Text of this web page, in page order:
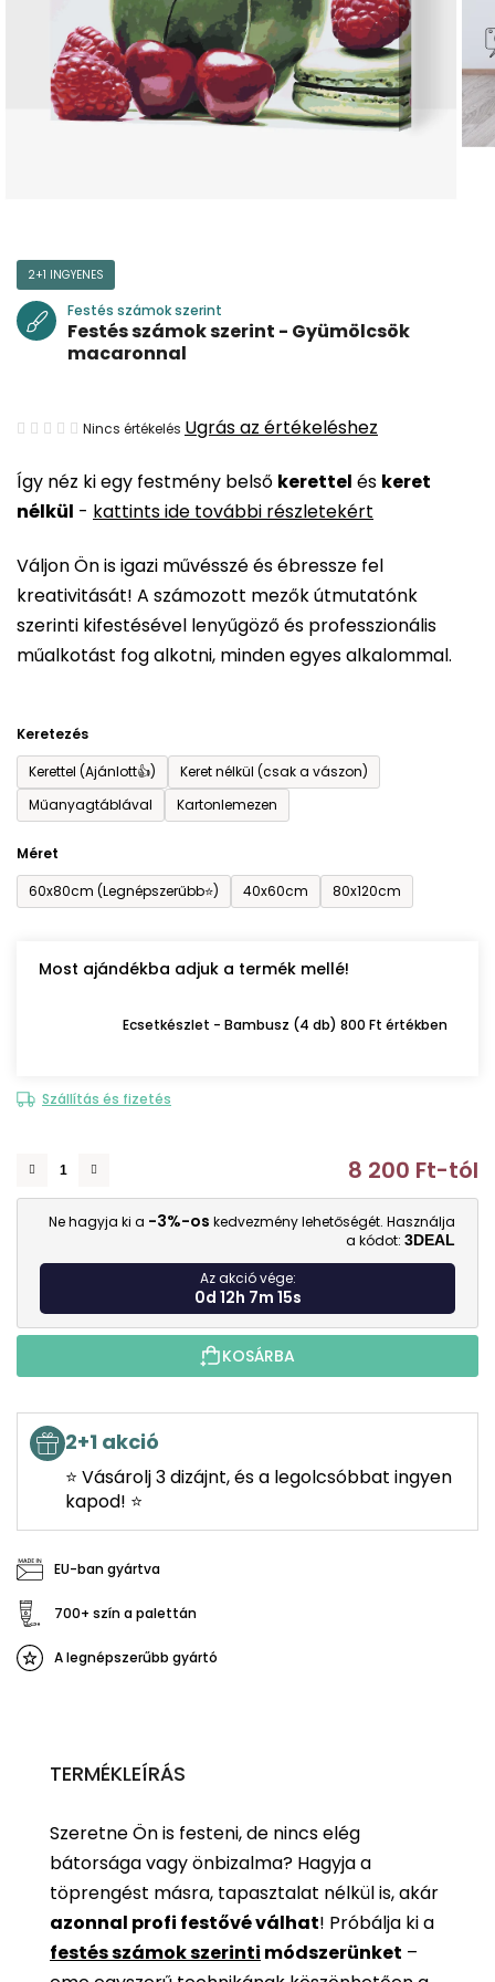
Így néz ki egy festmény belső kerettel és keret
nélkül - kattints ide további részletekért
Váljon Ön is igazi művésszé és ébressze fel
kreativitását! A számozott mezők útmutatónk
szerinti kifestésével lenyűgöző és professzionális
műalkotást fog alkotni, minden egyes alkalommal.
Keretezés
Kerettel (Ajánlott👍)
Keret nélkül (csak a vászon)
Műanyagtáblával
Kartonlemezen
Méret
60x80cm (Legnépszerűbb⭐)
40x60cm 80x120cm
Most ajándékba adjuk a termék mellé!
Ecsetkészlet - Bambusz (4 db) 800 Ft értékben
Szállítás és fizetés
8 200 Ft-tól
Ne hagyja ki a -3%-os kedvezmény lehetőségét. Használja
a kódot: 3DEAL
Az akció vége:
0d 12h 7m 14s
KOSÁRBA
2+1 akció
⭐ Vásárolj 3 dizájnt, és a legolcsóbbat ingyen
kapod! ⭐
EU-ban gyártva
700+ szín a palettán
A legnépszerűbb gyártó
2+1 INGYENES
Festés számok szerint
Festés számok szerint - Gyümölcsök
macaronnal
A
átlagos
értékelése
ből
0,0
csillag.
Nincs értékelés Ugrás az értékeléshez
TERMÉKLEÍRÁS
Szeretne Ön is festeni, de nincs elég
bátorsága vagy önbizalma? Hagyja a
töprengést másra, tapasztalat nélkül is, akár
azonnal profi festővé válhat! Próbálja ki a
festés számok szerinti módszerünket –